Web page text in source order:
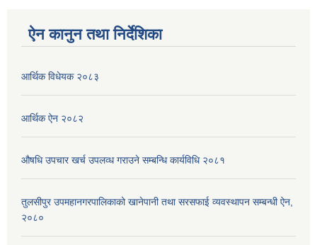
ऐन कानुन तथा निर्देशिका
आर्थिक विधेयक २०८३
आर्थिक ऐन २०८२
औषधि उपचार खर्च उपलव्ध गराउने सम्बन्धि कार्यविधि २०८१
तुलसीपुर उपमहानगरपालिकाको खानेपानी तथा सरसफाई व्यवस्थापन सम्बन्धी ऐन,
२०८०